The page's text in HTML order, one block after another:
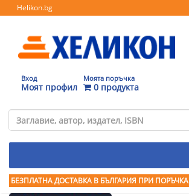
Helikon.bg
Вход
Моят профил
Моята поръчка
0 продукта
БЕЗПЛАТНА ДОСТАВКА В БЪЛГАРИЯ ПРИ ПОРЪЧКА